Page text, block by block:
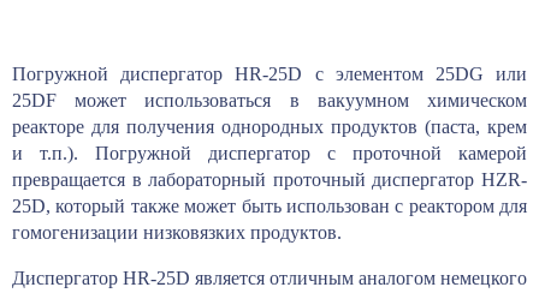
Погружной диспергатор HR-25D с элементом 25DG или
25DF может использоваться в вакуумном химическом
реакторе для получения однородных продуктов (паста, крем
и т.п.). Погружной диспергатор с проточной камерой
превращается в лабораторный проточный диспергатор HZR-
25D, который также может быть использован с реактором для
гомогенизации низковязких продуктов.
Диспергатор HR-25D является отличным аналогом немецкого